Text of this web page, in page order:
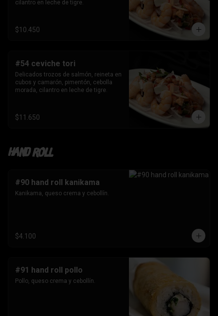
cilantro en leche de tigre.
$10.450
#54 ceviche tori
Delicados trozos de salmón, reineta en
cubos y camarón, pimentón, cebolla
morada, cilantro en leche de tigre.
$11.650
Hand roll
#90 hand roll kanikama
Kanikama, queso crema y cebollín.
$4.100
#91 hand roll pollo
Pollo, queso crema y cebollín.